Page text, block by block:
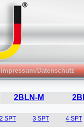
Impressum/Datenschutz